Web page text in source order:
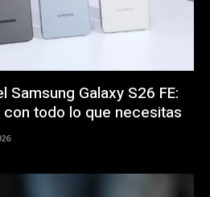
Samsung Galaxy S26 FE:
todo lo que necesitas